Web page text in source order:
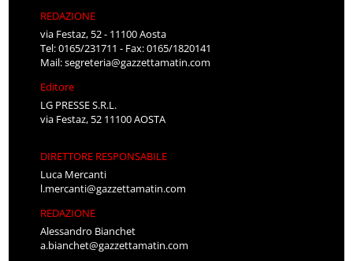
REDAZIONE
via Festaz, 52 - 11100 Aosta
Tel: 0165/231711 - Fax: 0165/1820141
Mail:segreteria@gazzettamatin.com
Editore
LG PRESSE S.R.L.
via Festaz, 52 11100 AOSTA
DIRETTORE RESPONSABILE
Luca Mercanti
l.mercanti@gazzettamatin.com
REDAZIONE
Alessandro Bianchet
a.bianchet@gazzettamatin.com